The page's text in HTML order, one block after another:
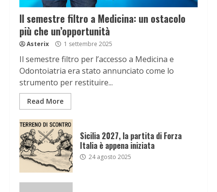
Il semestre filtro a Medicina: un ostacolo
più che un’opportunità
Asterix 1 settembre 2025
Il semestre filtro per l’accesso a Medicina e
Odontoiatria era stato annunciato come lo
strumento per restituire...
Read More
Sicilia 2027, la partita di Forza
Italia è appena iniziata
24 agosto 2025